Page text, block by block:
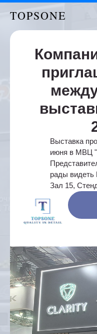
TOPSONE
Выставка
июня в МВЦ
рады
Зал 15,